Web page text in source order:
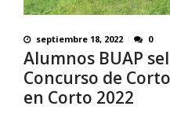
septiembre 18, 2022 0
Alumnos BUAP
Concurso de
en Corto 2022